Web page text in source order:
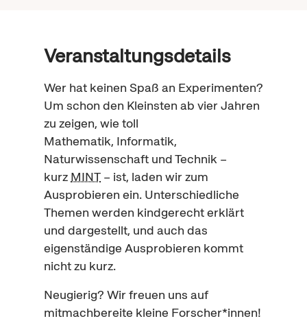
Veranstaltungsdetails
Wer hat keinen Spaß an Experimenten?
Um schon den Kleinsten ab vier Jahren
zu zeigen, wie toll
Mathematik, Informatik,
Naturwissenschaft und Technik –
kurz MINT – ist, laden wir zum
Ausprobieren ein. Unterschiedliche
Themen werden kindgerecht erklärt
und dargestellt, und auch das
eigenständige Ausprobieren kommt
nicht zu kurz.
Neugierig? Wir freuen uns auf
mitmachbereite kleine Forscher*innen!